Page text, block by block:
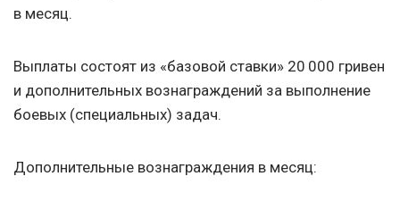
в месяц.
Выплаты состоят из «базовой ставки» 20 000 гривен
и дополнительных вознаграждений за выполнение
боевых (специальных) задач.
Дополнительные вознаграждения в месяц: